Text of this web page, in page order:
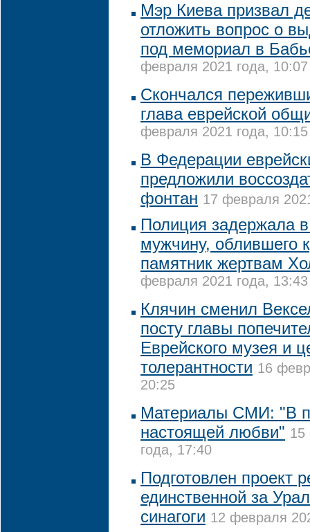
Мэр Киева призвал
отложить вопрос о
под мемориал в
февраля 2021 года, 10:07
Скончался
глава еврейской
февраля 2021 года, 10:15
В Федерации
предложили
фонтан 17 февраля
Полиция задержала
мужчину, облившего
памятник жертвам
февраля 2021 года, 13:43
Клячин сменил
посту главы
Еврейского музея и
толерантности 16
20:25
Материалы СМИ: "В
настоящей любви" 15
года, 17:40
Подготовлен проект
единственной за
синагоги 12 февраля